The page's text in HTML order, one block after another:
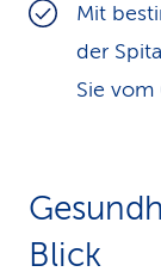
Mit
der
Sie
Blick